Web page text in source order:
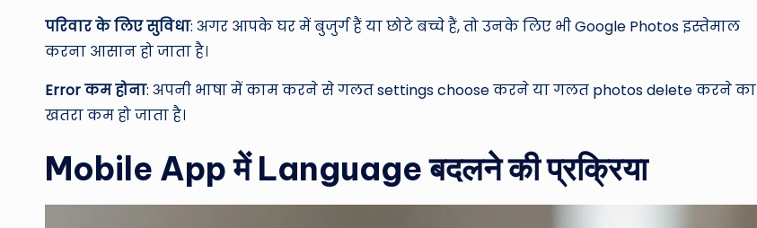
परिवार के लिए सुविधा: अगर आपके घर में बुजुर्ग हैं या छोटे बच्चे हैं, तो उनके लिए भी Google Photos इस्तेमाल
करना आसान हो जाता है।
Error कम होना: अपनी भाषा में काम करने से गलत settings choose करने या गलत photos delete करने का
खतरा कम हो जाता है।
Mobile App में Language बदलने की प्रक्रिया